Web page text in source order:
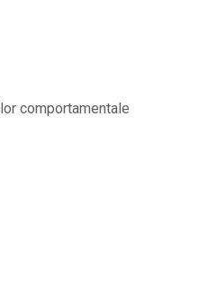
comportamentale